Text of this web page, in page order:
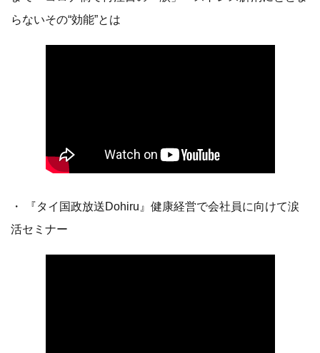
らないその“効能”とは
・ 『タイ国政放送Dohiru』健康経営で会社員に向けて涙
活セミナー